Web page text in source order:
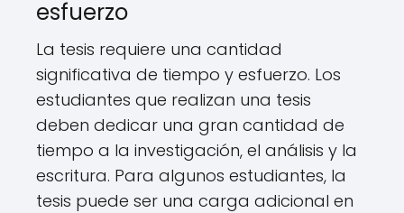
esfuerzo
La tesis requiere una cantidad
significativa de tiempo y esfuerzo. Los
estudiantes que realizan una tesis
deben dedicar una gran cantidad de
tiempo a la investigación, el análisis y la
escritura. Para algunos estudiantes, la
tesis puede ser una carga adicional en